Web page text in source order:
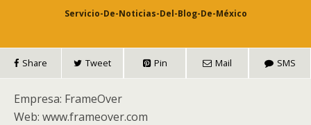
Servicio-De-Noticias-Del-Blog-De-México
Share Tweet Pin Mail SMS
Empresa: FrameOver
Web: www.frameover.com